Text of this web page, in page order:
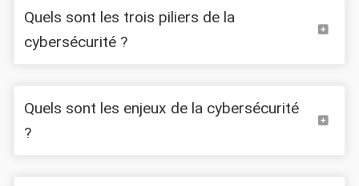
Quels sont les trois piliers de la
cybersécurité ?
Quels sont les enjeux de la cybersécurité
?